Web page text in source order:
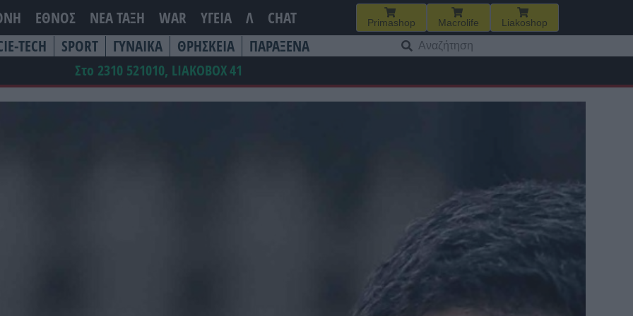
ΕΘΝΟΣ ΝΕΑ ΤΆΞΗ WAR ΥΓΕΙΑ Λ CHAT Primashop Macrolife Liakoshop
TECH SPORT ΓΥΝΑΙΚΑ ΘΡΗΣΚΕΙΑ ΠΑΡΑΞΕΝΑ
για:
Στο 2310 521010, LIAKOBOX41